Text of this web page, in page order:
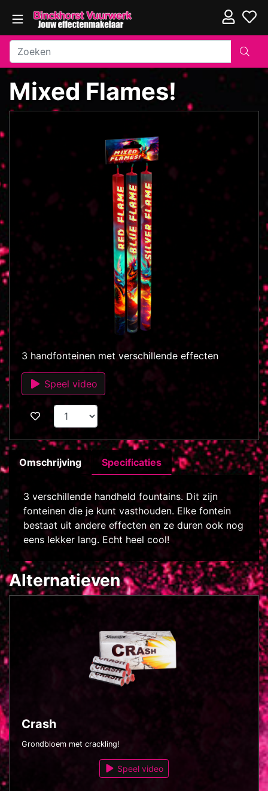
Mixed Flames!
3 handfonteinen met verschillende effecten
Speel video
Omschrijving Specificaties
3 verschillende handheld fountains. Dit zijn
fonteinen die je kunt vasthouden. Elke fontein
bestaat uit andere effecten en ze duren ook nog
eens lekker lang. Echt heel cool!
Alternatieven
Crash
Grondbloem met crackling!
Speel video